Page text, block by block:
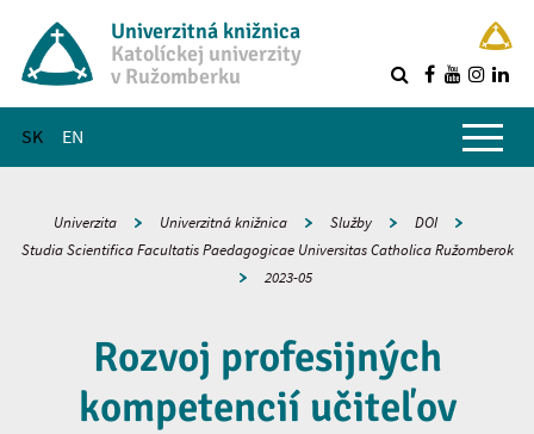
Univerzitná knižnica
Katolíckej univerzity
v Ružomberku
SK EN
Hlavné menu
Univerzita Univerzitná knižnica Služby
DOI
Studia Scientifica Facultatis Paedagogicae Universitas Catholica Ružomberok
2023-05
Rozvoj profesijných
kompetencií učiteľov